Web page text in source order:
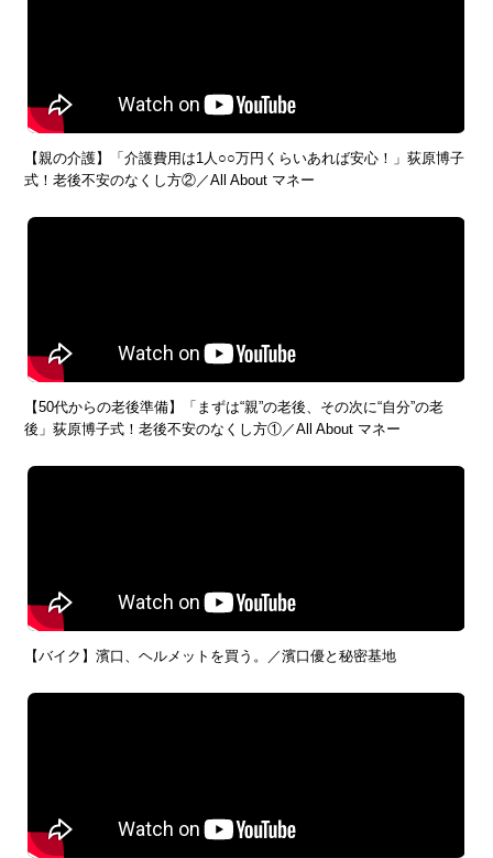
【親の介護】「介護費用は1人○○万円くらいあれば安心！」荻原博子
式！老後不安のなくし方②／All About マネー
【50代からの老後準備】「まずは“親”の老後、その次に“自分”の老
後」荻原博子式！老後不安のなくし方①／All About マネー
【バイク】濱口、ヘルメットを買う。／濱口優と秘密基地